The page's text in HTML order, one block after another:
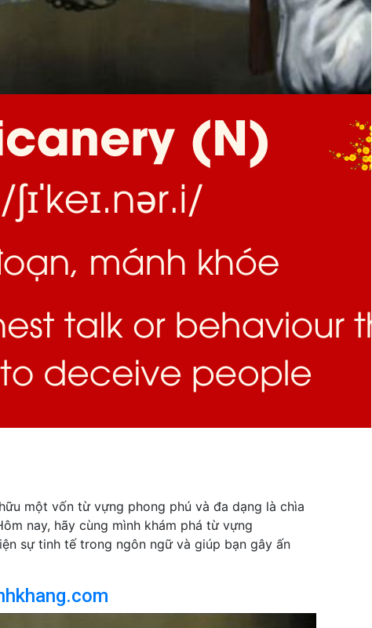
một vốn từ vựng phong phú và đa dạng là chìa
nay, hãy cùng mình khám phá từ vựng
sự tinh tế trong ngôn ngữ và giúp bạn gây ấn